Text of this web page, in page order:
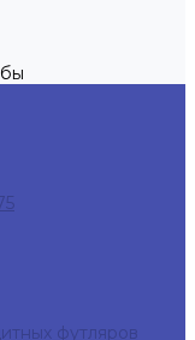
футляров